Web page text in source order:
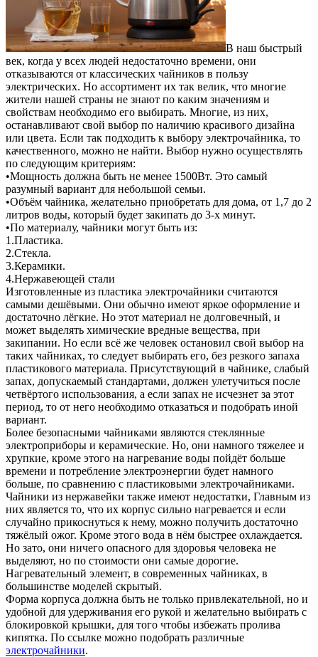
В наш быстрый
век, когда у всех людей недостаточно времени, они
отказываются от классических чайников в пользу
электрических. Но ассортимент их так велик, что многие
жители нашей страны не знают по каким значениям и
свойствам необходимо его выбирать. Многие, из них,
останавливают свой выбор по наличию красивого дизайна
или цвета. Если так подходить к выбору электрочайника, то
качественного, можно не найти. Выбор нужно осуществлять
по следующим критериям:
•Мощность должна быть не менее 1500Вт. Это самый
разумный вариант для небольшой семьи.
•Объём чайника, желательно приобретать для дома, от 1,7 до 2
литров воды, который будет закипать до 3-х минут.
•По материалу, чайники могут быть из:
1.Пластика.
2.Стекла.
3.Керамики.
4.Нержавеющей стали
Изготовленные из пластика электрочайники считаются
самыми дешёвыми. Они обычно имеют яркое оформление и
достаточно лёгкие. Но этот материал не долговечный, и
может выделять химические вредные вещества, при
закипании. Но если всё же человек остановил свой выбор на
таких чайниках, то следует выбирать его, без резкого запаха
пластикового материала. Присутствующий в чайнике, слабый
запах, допускаемый стандартами, должен улетучиться после
четвёртого использования, а если запах не исчезнет за этот
период, то от него необходимо отказаться и подобрать иной
вариант.
Более безопасными чайниками являются стеклянные
электроприборы и керамические. Но, они намного тяжелее и
хрупкие, кроме этого на нагревание воды пойдёт больше
времени и потребление электроэнергии будет намного
больше, по сравнению с пластиковыми электрочайниками.
Чайники из нержавейки также имеют недостатки, Главным из
них является то, что их корпус сильно нагревается и если
случайно прикоснуться к нему, можно получить достаточно
тяжёлый ожог. Кроме этого вода в нём быстрее охлаждается.
Но зато, они ничего опасного для здоровья человека не
выделяют, но по стоимости они самые дорогие.
Нагревательный элемент, в современных чайниках, в
большинстве моделей скрытый.
Форма корпуса должна быть не только привлекательной, но и
удобной для удерживания его рукой и желательно выбирать с
блокировкой крышки, для того чтобы избежать пролива
кипятка. По ссылке можно подобрать различные
электрочайники.